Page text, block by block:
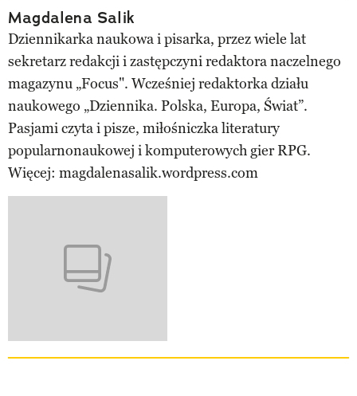
Magdalena Salik
Dziennikarka naukowa i pisarka, przez wiele lat
sekretarz redakcji i zastępczyni redaktora naczelnego
magazynu „Focus". Wcześniej redaktorka działu
naukowego „Dziennika. Polska, Europa, Świat”.
Pasjami czyta i pisze, miłośniczka literatury
popularnonaukowej i komputerowych gier RPG.
Więcej: magdalenasalik.wordpress.com